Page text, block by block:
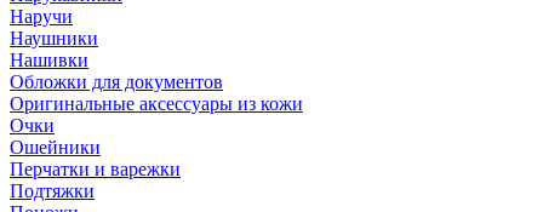
Наручи
Наушники
Нашивки
Обложки для документов
Оригинальные аксессуары из кожи
Очки
Ошейники
Перчатки и варежки
Подтяжки